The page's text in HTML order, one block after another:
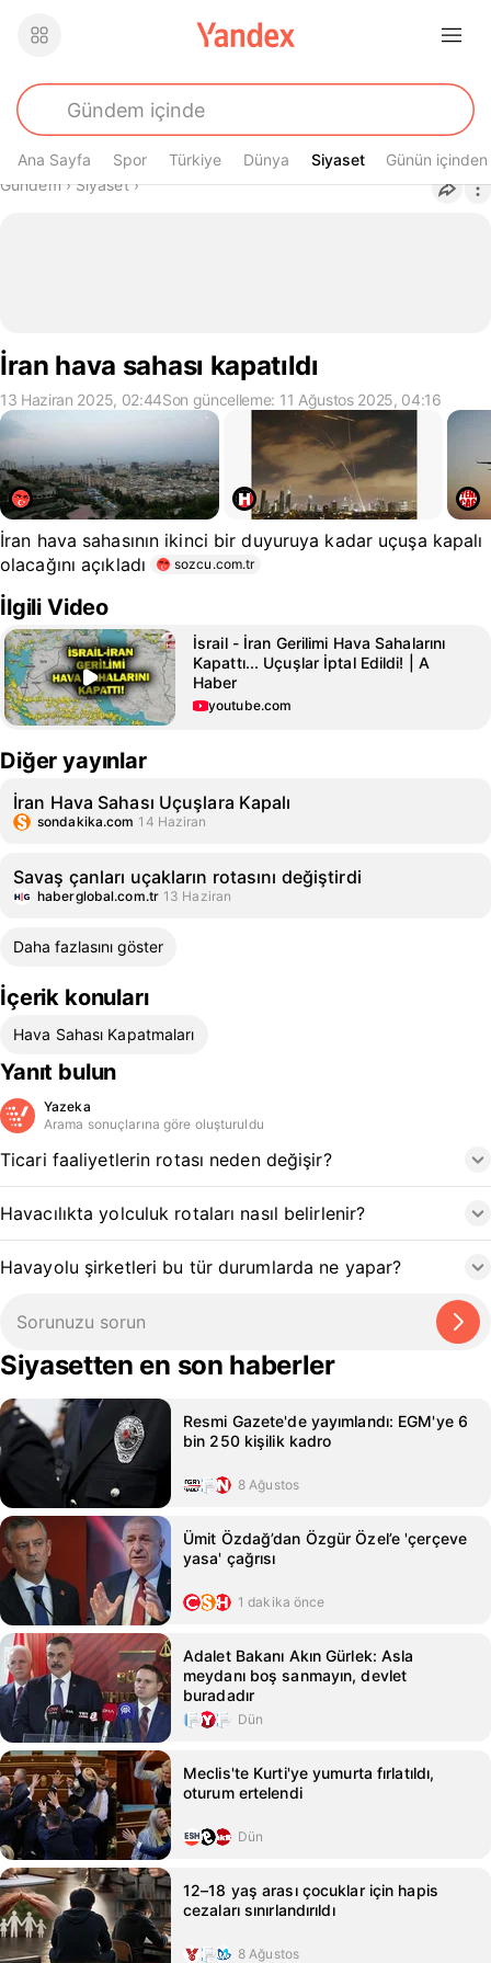
Ana Sayfa Spor Türkiye Dünya Siyaset
Siyaset Günün içinden
Buradasın
Gündem› Siyaset›
İran hava sahası kapatıldı
13 Haziran 2025, 02:44Son güncelleme: 11 Ağustos 2025, 04:16
İran hava sahasının ikinci bir duyuruya kadar uçuşa kapalı
olacağını açıkladı
sozcu.com.tr
İlgili Video
İsrail - İran Gerilimi Hava Sahalarını
Kapattı... Uçuşlar İptal Edildi! | A
Haber
youtube.com
Diğer yayınlar
İran Hava Sahası Uçuşlara Kapalı
sondakika.com 14 Haziran
Savaş çanları uçakların rotasını değiştirdi
haberglobal.com.tr 13 Haziran
Daha fazlasını göster
İçerik konuları
Hava Sahası Kapatmaları
Yanıt bulun
Yazeka
Arama sonuçlarına göre oluşturuldu
Ticari faaliyetlerin rotası neden değişir?
Havacılıkta yolculuk rotaları nasıl belirlenir?
Havayolu şirketleri bu tür durumlarda ne yapar?
Siyasetten en son haberler
Resmi Gazete'de yayımlandı: EGM'ye 6
bin 250 kişilik kadro
8 Ağustos
Ümit Özdağ’dan Özgür Özel’e 'çerçeve
yasa' çağrısı
1 dakika önce
Adalet Bakanı Akın Gürlek: Asla
meydanı boş sanmayın, devlet
buradadır
Dün
Meclis'te Kurti'ye yumurta fırlatıldı,
oturum ertelendi
Dün
12–18 yaş arası çocuklar için hapis
cezaları sınırlandırıldı
8 Ağustos